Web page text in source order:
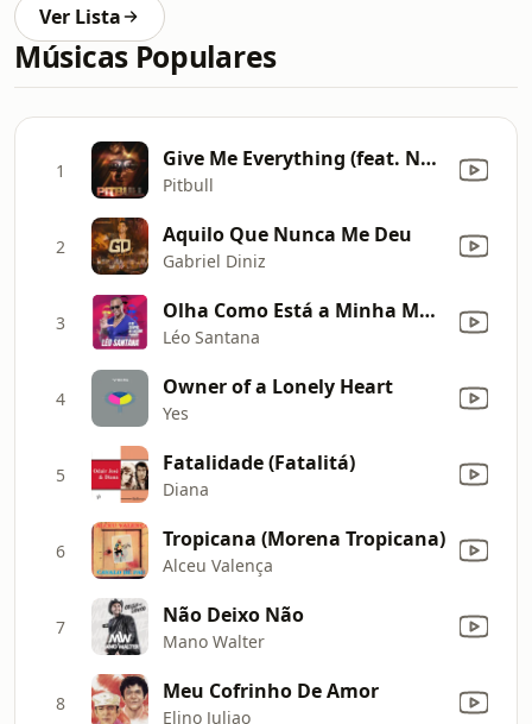
Ver Lista
Músicas Populares
1 Give Me Everything (feat. Ne-Yo, Afrojack & Nayer)
Pitbull
2 Aquilo Que Nunca Me Deu
Gabriel Diniz
3 Olha Como Está a Minha Mesa
Léo Santana
4 Owner of a Lonely Heart
Yes
5 Fatalidade (Fatalitá)
Diana
6 Tropicana (Morena Tropicana)
Alceu Valença
7 Não Deixo Não
Mano Walter
8 Meu Cofrinho De Amor
Elino Juliao